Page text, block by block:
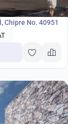
Chipre No. 40951